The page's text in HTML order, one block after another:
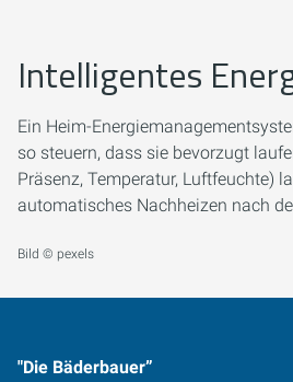
Intelligentes
Ein Heim-
so steuern, dass sie bevorzugt
Präsenz, Temperatur, Luftfeuchte)
automatisches Nachheizen nach
Bild © pexels
"Die Bäderbauer”